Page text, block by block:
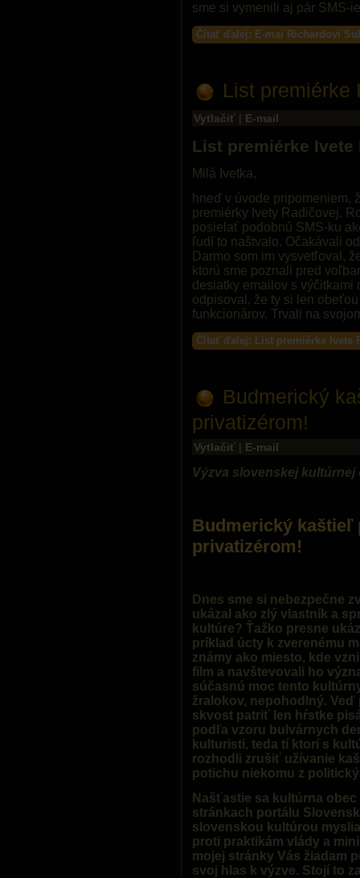
sme si vymenili aj pár SMS-
Čítať ďalej: E-mai Richardovi
List premiérke
Vytlačiť | E-mail
List premiérke Ivete
Milá Ivetka,
hneď v úvode pripomeniem,
premiérky Ivety Radičovej.
posielať podobnú SMS-ku
ľudí to naštvalo. Očakávali
Darmo som im vysvetľoval,
ktorú sme poznali pred
desiatky emailov s výčitkami
odpisoval, že ty si len
funkcionárov. Trvali na
Čítať ďalej: List premiérke Ivete
Budmerický
privatizérom!
Vytlačiť | E-mail
Výzva slovenskej kultúrnej
Budmerický kaštieľ
privatizérom!
Dnes sme si nebezpečne
ukázal ako zlý vlastník a
kultúre? Ťažko presne
príklad úcty k zverenému
známy ako miesto, kde
film a navštevovali ho
súčasnú moc tento
žralokov, nepohodlný.
skvost patriť len hŕstke
podľa vzoru bulvárnych
kulturisti, teda tí ktorí s
rozhodli zrušiť užívanie
potichu niekomu z
Našťastie sa kultúrna
stránkach portálu
slovenskou kultúrou
proti praktikám vlády a
mojej stránky Vás žiadam
svoj hlas k výzve. Stojí to